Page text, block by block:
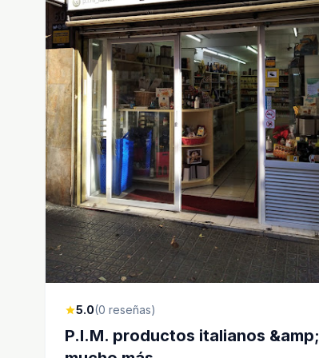
star5.0(0 reseñas)
P.I.M. productos italianos &amp;